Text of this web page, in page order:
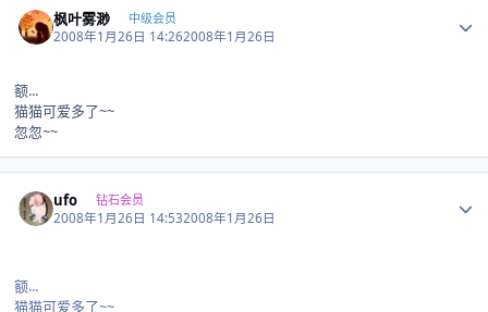
枫叶雾渺 中级会员
2008年1月26日 14:262008年1月26日
额...
猫猫可爱多了~~
忽忽~~
ufo 钻石会员
2008年1月26日 14:532008年1月26日
额...
猫猫可爱多了~~